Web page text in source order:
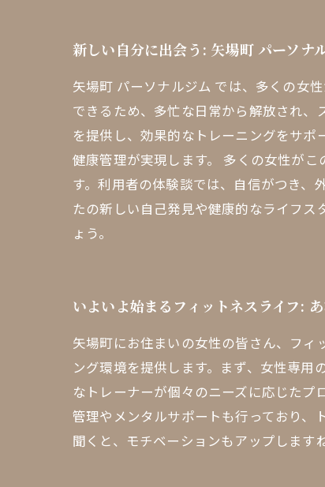
新しい自分に出会う: 矢場町 パーソナ
矢場町 パーソナルジム では、多くの女
できるため、多忙な日常から解放され
を提供し、効果的なトレーニングをサ
健康管理が実現します。 多くの女性が
す。利用者の体験談では、自信がつき、
たの新しい自己発見や健康的なライフス
ょう。
いよいよ始まるフィットネスライフ:
矢場町にお住まいの女性の皆さん、フ
ング環境を提供します。まず、女性専
なトレーナーが個々のニーズに応じた
管理やメンタルサポートも行っており、
聞くと、モチベーションもアップします